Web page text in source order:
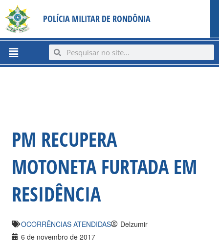
content
para
conteúdo
POLÍCIA MILITAR DE RONDÔNIA
Menu SearchSearch
PM RECUPERA
MOTONETA FURTADA EM
RESIDÊNCIA
OCORRÊNCIAS ATENDIDAS
Delzumir
6 de novembro de 2017